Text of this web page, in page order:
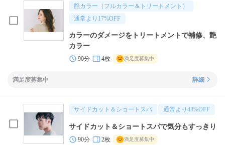
艶カラー（フルカラー＆トリートメント）
通常より 17%OFF
カラーのダメージをトリートメントで補修、艶
カラー
90分 4枚 満足度募集中
満足度募集中 詳細
サイドカット＆ショートスパ 通常より 43%OFF
サイドカット＆ショートスパで気分もすっきり
90分 2枚 満足度募集中